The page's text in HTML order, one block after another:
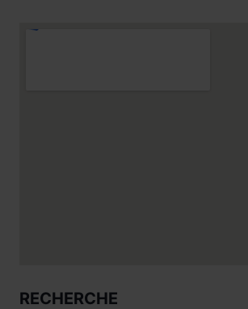
RECHERCHE